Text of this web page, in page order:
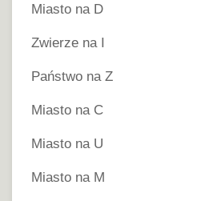
Miasto na D
Zwierze na I
Państwo na Z
Miasto na C
Miasto na U
Miasto na M